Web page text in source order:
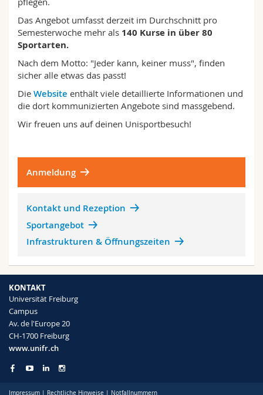
Das Angebot umfasst derzeit im Durchschnitt pro
Semesterwoche mehr als 140 Kurse in über 80
Sportarten.
Nach dem Motto: "Jeder kann, keiner muss", finden
sicher alle etwas das passt!
Die Website enthält viele detaillierte Informationen und
die dort kommunizierten Angebote sind massgebend.
Wir freuen uns auf deinen Unisportbesuch!
Anmeldung
Kontakt und Rezeption
Sportangebot
Infrastrukturen & Öffnungszeiten
KONTAKT
Universität Freiburg
Campus
Av. de l'Europe 20
CH-1700 Freiburg
www.unifr.ch
Impressum | Rechtliche Hinweise | Notfallnummern